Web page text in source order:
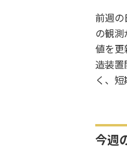
前週の
の観
値を更
造装置
く、
今週